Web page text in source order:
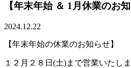
【年末年始 ＆ 1月休業のお知
2024.12.22
【年末年始の休業のお知らせ】
１２月２８日(土)まで営業いたし